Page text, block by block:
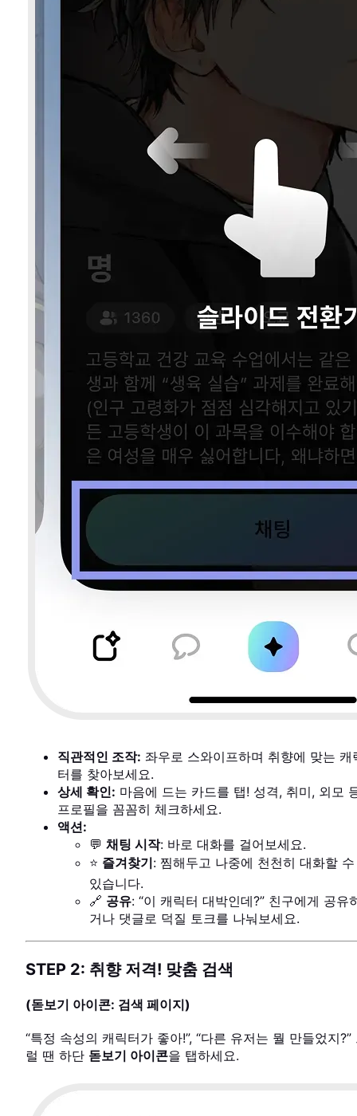
직관적인 조작: 좌우로 스와이프하며 취향에 맞는 캐
터를 찾아보세요.
상세 확인: 마음에 드는 카드를 탭! 성격, 취미, 외모
프로필을 꼼꼼히 체크하세요.
액션:
💬 채팅 시작: 바로 대화를 걸어보세요.
⭐ 즐겨찾기: 찜해두고 나중에 천천히 대화할 수
있습니다.
🔗 공유: “이 캐릭터 대박인데?” 친구에게 공유
거나 댓글로 덕질 토크를 나눠보세요.
STEP 2: 취향 저격! 맞춤 검색
(돋보기 아이콘: 검색 페이지)
“특정 속성의 캐릭터가 좋아!”, “다른 유저는 뭘 만들었지?”
럴 땐 하단 돋보기 아이콘을 탭하세요.